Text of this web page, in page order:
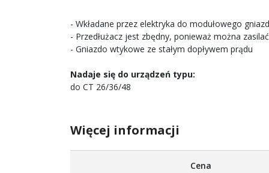
- Wkładane przez elektryka do modułowego
- Przedłużacz jest zbędny, ponieważ można
- Gniazdo wtykowe ze stałym dopływem prądu
Nadaje się do urządzeń typu:
do CT 26/36/48
Więcej informacji
Cena